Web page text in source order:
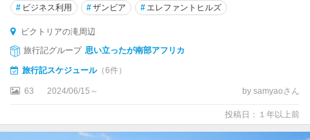
# ビジネス利用 #ザンビア # エレファントヒルズ
ビクトリアの滝周辺
旅行記グループ 思い立ったが南部アフリカ
旅行記スケジュール（6件）
63 2024/06/15～ by samyaoさん
投稿日：１年以上前